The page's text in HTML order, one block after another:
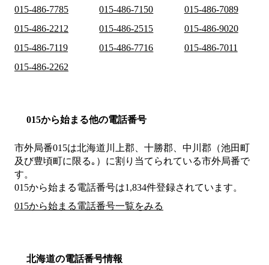
015-486-7785
015-486-7150
015-486-7089
015-486-2212
015-486-2515
015-486-9020
015-486-7119
015-486-7716
015-486-7011
015-486-2262
015から始まる他の電話番号
市外局番015は北海道川上郡、十勝郡、中川郡（池田町
及び豊頃町に限る｡） に割り当てられている市外局番で
す。
015から始まる電話番号は1,834件登録されています。
015から始まる電話番号一覧をみる
北海道の電話番号情報